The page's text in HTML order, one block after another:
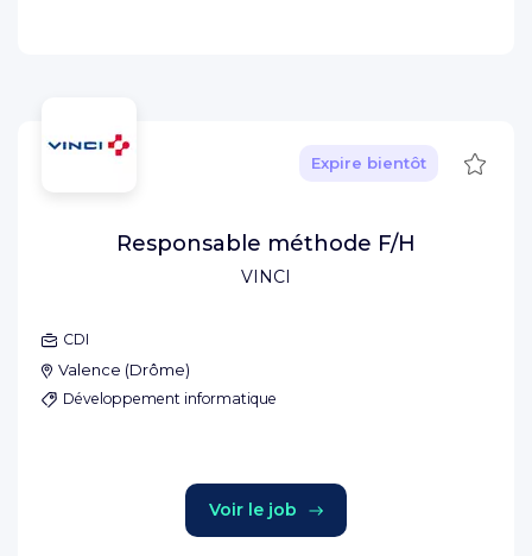
VINCI
Expire bientôt
Responsable méthode F/H
CDI
Valence (Drôme)
Développement informatique
Voir le job